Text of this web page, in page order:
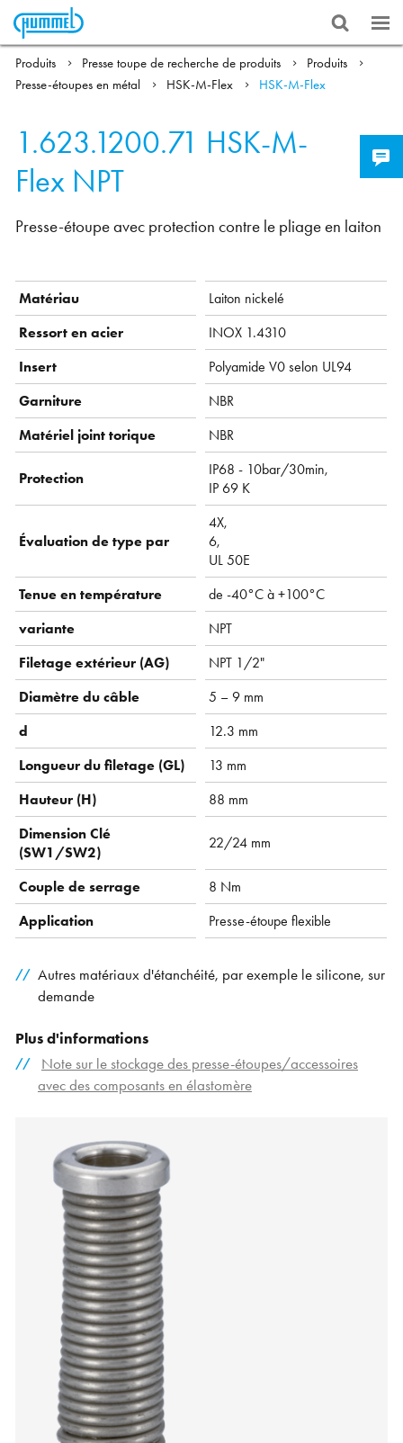
Produits Presse toupe de recherche de produits
Produits
Presse-étoupes en métal
HSK-M-Flex HSK-M-Flex
1.623.1200.71 HSK-M-
Flex NPT
Presse-étoupe avec protection contre le pliage en laiton
Matériau
Laiton nickelé
Ressort en acier
INOX 1.4310
Insert
Polyamide V0 selon UL94
Garniture
NBR
Matériel joint torique
NBR
Protection
IP68 - 10bar/30min,
IP 69 K
Évaluation de type par
4X,
6,
UL 50E
Tenue en température
de -40°C à +100°C
variante
NPT
Filetage extérieur (AG)
NPT 1/2"
Diamètre du câble
5 – 9 mm
d
12.3 mm
Longueur du filetage (GL)
13 mm
Hauteur (H)
88 mm
Dimension Clé
(SW1/SW2)
22/24 mm
Couple de serrage
8 Nm
Application
Presse-étoupe flexible
Autres matériaux d'étanchéité, par exemple le silicone, sur
demande
Plus d'informations
Note sur le stockage des presse-étoupes/accessoires
avec des composants en élastomère